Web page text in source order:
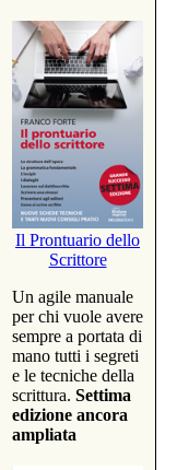
Il Prontuario dello
Scrittore
Un agile manuale
per chi vuole avere
sempre a portata di
mano tutti i segreti
e le tecniche della
scrittura. Settima
edizione ancora
ampliata